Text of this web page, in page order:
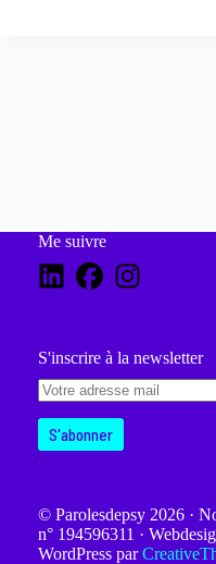
Me suivre
S'inscrire à la newsletter
© Parolesdepsy 2026 ·
n° 194596311 ·
WordPress par